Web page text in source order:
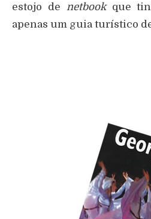
estojo de
netbookque
apenas um guia turístico